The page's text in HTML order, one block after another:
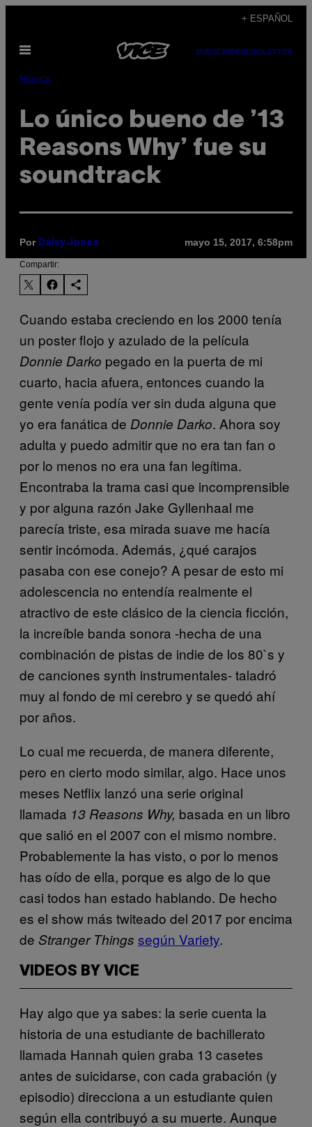
contenido
+ ESPAÑOL
Abrir
SUBSCRIBENEWSLETTER
Música
Lo único bueno de ’13
Reasons Why’ fue su
soundtrack
Por Daisy Jones mayo 15, 2017, 6:58pm
Compartir:
Cuando estaba creciendo en los 2000 tenía
un poster flojo y azulado de la película
Donnie Darko pegado en la puerta de mi
cuarto, hacia afuera, entonces cuando la
gente venía podía ver sin duda alguna que
yo era fanática de Donnie Darko. Ahora soy
adulta y puedo admitir que no era tan fan o
por lo menos no era una fan legítima.
Encontraba la trama casi que incomprensible
y por alguna razón Jake Gyllenhaal me
parecía triste, esa mirada suave me hacía
sentir incómoda. Además, ¿qué carajos
pasaba con ese conejo? A pesar de esto mi
adolescencia no entendía realmente el
atractivo de este clásico de la ciencia ficción,
la increíble banda sonora -hecha de una
combinación de pistas de indie de los 80`s y
de canciones synth instrumentales- taladró
muy al fondo de mi cerebro y se quedó ahí
por años.
Lo cual me recuerda, de manera diferente,
pero en cierto modo similar, algo. Hace unos
meses Netflix lanzó una serie original
llamada 13 Reasons Why, basada en un libro
que salió en el 2007 con el mismo nombre.
Probablemente la has visto, o por lo menos
has oído de ella, porque es algo de lo que
casi todos han estado hablando. De hecho
es el show más twiteado del 2017 por encima
de Stranger Things según Variety.
VIDEOS BY VICE
Hay algo que ya sabes: la serie cuenta la
historia de una estudiante de bachillerato
llamada Hannah quien graba 13 casetes
antes de suicidarse, con cada grabación (y
episodio) direcciona a un estudiante quien
según ella contribuyó a su muerte. Aunque